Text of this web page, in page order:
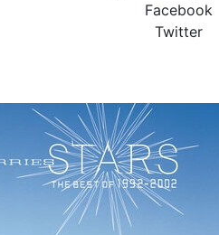
Facebook
Twitter